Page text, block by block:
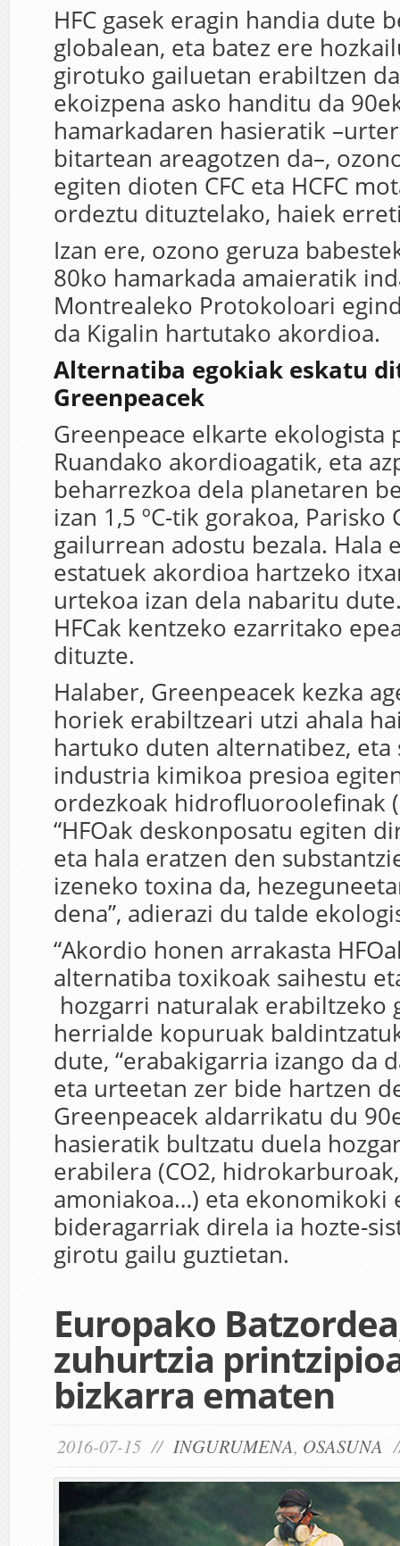
HFC gasek eragin handia dute
globalean, eta batez ere
girotuko gailuetan erabiltzen
ekoizpena asko handitu da
hamarkadaren hasieratik
bitartean areagotzen da–,
egiten dioten CFC eta HCFC
ordeztu dituztelako, haiek
Izan ere, ozono geruza
80ko hamarkada amaieratik
Montrealeko Protokoloari
da Kigalin hartutako akordioa.
Alternatiba egokiak eskatu
Greenpeacek
Greenpeace elkarte ekologista
Ruandako akordioagatik, eta
beharrezkoa dela planetaren
izan 1,5 ºC-tik gorakoa, Parisko
gailurrean adostu bezala. Hala
estatuek akordioa hartzeko
urtekoa izan dela nabaritu
HFCak kentzeko ezarritako
dituzte.
Halaber, Greenpeacek kezka
horiek erabiltzeari utzi ahala
hartuko duten alternatibez, eta
industria kimikoa presioa
ordezkoak hidrofluoroolefinak
“HFOak deskonposatu egiten
eta hala eratzen den
izeneko toxina da,
dena”, adierazi du talde
“Akordio honen arrakasta
alternatiba toxikoak saihestu
hozgarri naturalak erabiltzeko
herrialde kopuruak
dute, “erabakigarria izango da
eta urteetan zer bide hartzen
Greenpeacek aldarrikatu du
hasieratik bultzatu duela
erabilera (CO2,
amoniakoa…) eta ekonomikoki
bideragarriak direla ia hozte-
girotu gailu guztietan.
Europako
zuhurtzia
bizkarra ematen
2016-07-15 // INGURUMENA, OSASUNA